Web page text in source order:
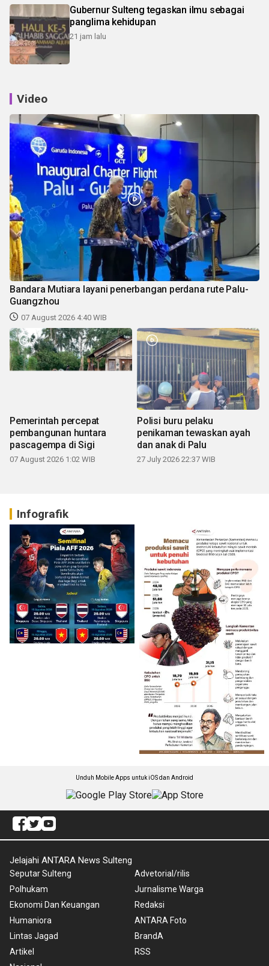
Gubernur Sulteng tegaskan ilmu sebagai
panglima kehidupan
21 jam lalu
Video
Bandara Mutiara layani penerbangan perdana rute Palu-
Guangzhou
07 August 2026 4:40 WIB
Pemerintah percepat
pembangunan huntara
pascagempa di Sigi
07 August 2026 1:02 WIB
Polisi buru pelaku
penikaman tewaskan ayah
dan anak di Palu
27 July 2026 22:37 WIB
Infografik
Unduh Mobile Apps untuk iOS dan Android
Jelajahi ANTARA News Sulteng
Seputar Sulteng
Polhukam
Ekonomi Dan Keuangan
Humaniora
Lintas Jagad
Artikel
Advetorial/rilis
Jurnalisme Warga
Redaksi
ANTARA Foto
BrandA
RSS